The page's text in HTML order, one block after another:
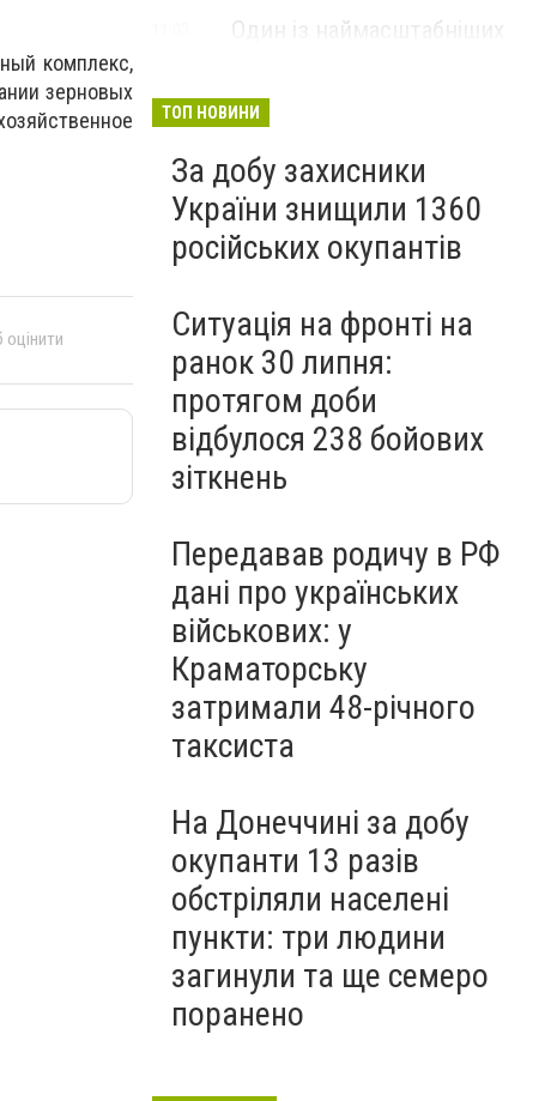
комплекс,
зерновых
Один із наймасштабніших
Науковий парк ДонНТУ
ТОП НОВИНИ
За добу захисники
України знищили 1360
російських окупантів
Ситуація на фронті на
ранок 30 липня:
протягом доби
відбулося 238 бойових
зіткнень
Передавав родичу в РФ
дані про українських
військових: у
Краматорську
затримали 48-річного
таксиста
На Донеччині за добу
окупанти 13 разів
обстріляли населені
пункти: три людини
загинули та ще семеро
поранено